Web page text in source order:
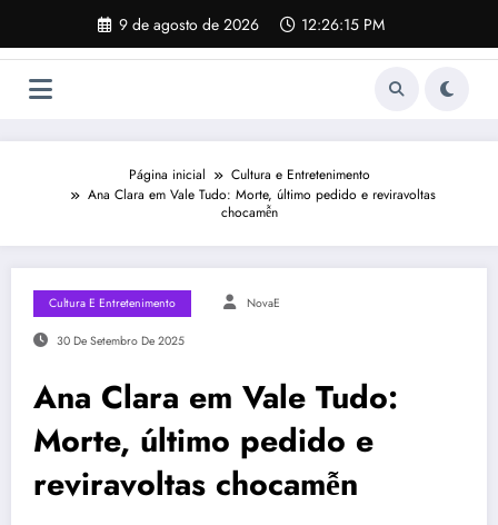
o
9 de agosto de 2026 12:26:16 PM
Página inicial
Cultura e Entretenimento
Ana Clara em Vale Tudo: Morte, último pedido e reviravoltas
chocamễn
Cultura E Entretenimento NovaE
30 De Setembro De 2025
Ana Clara em Vale Tudo:
Morte, último pedido e
reviravoltas chocamễn